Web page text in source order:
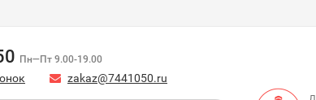
Пн—Пт 9.00-19.00
zakaz@7441050.ru